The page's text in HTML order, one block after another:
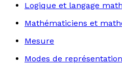
Logique et langage
Mathématiciens et
Mesure
Modes de représentation